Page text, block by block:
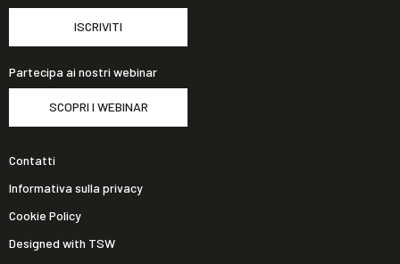
ISCRIVITI
Partecipa ai nostri webinar
SCOPRI I WEBINAR
Contatti
Informativa sulla privacy
Cookie Policy
Designed with TSW